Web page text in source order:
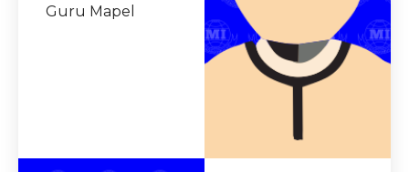
Guru Mapel